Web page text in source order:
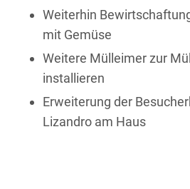
Weiterhin
mit Gemüse
Weitere Mülleimer zur
installieren
Erweiterung der
Lizandro am Haus